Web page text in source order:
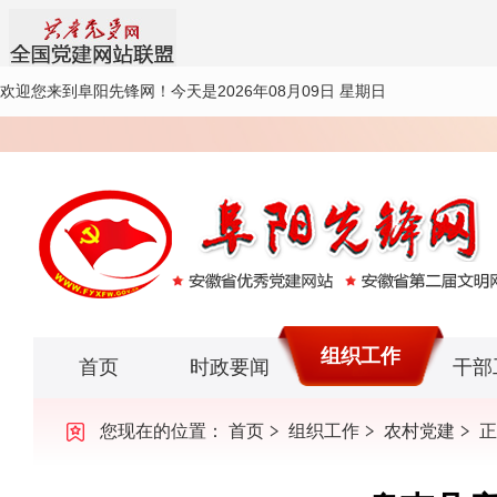
欢迎您来到阜阳先锋网！ 今天是2026年08月09日 星期日
首页 时政要闻 组织工作 干部
您现在的位置： 首页 组织工作 农村党建